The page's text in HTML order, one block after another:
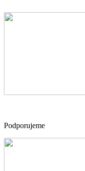
Podporujeme